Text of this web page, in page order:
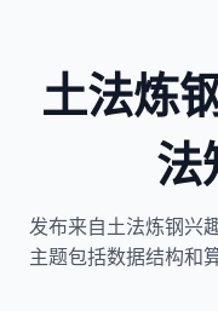
土法炼
法
发布来自土法炼钢兴
主题包括数据结构和